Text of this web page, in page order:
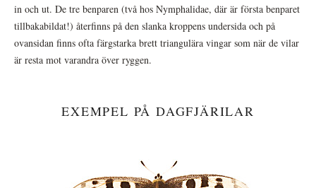
in och ut. De tre benparen (två hos Nymphalidae, där är första benparet
tillbakabildat!) återfinns på den slanka kroppens undersida och på
ovansidan finns ofta färgstarka brett triangulära vingar som när de vilar
är resta mot varandra över ryggen.
EXEMPEL PÅ DAGFJÄRILAR